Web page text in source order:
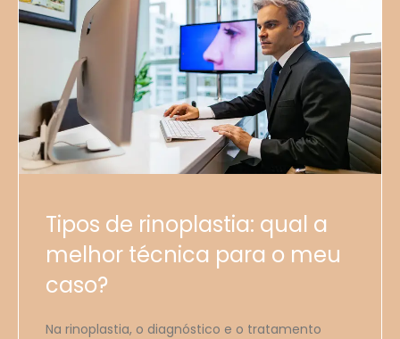
Tipos de rinoplastia: qual a
melhor técnica para o meu
caso?
Na rinoplastia, o diagnóstico e o tratamento